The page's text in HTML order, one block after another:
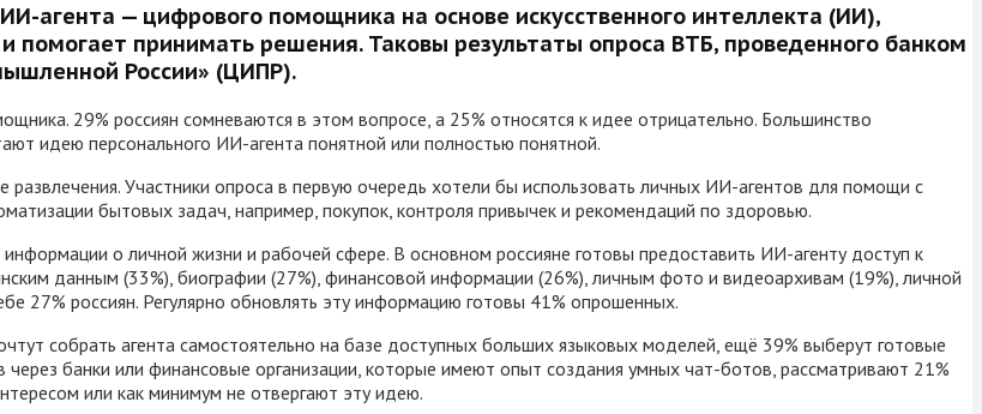
агента — цифрового помощника на основе искусственного интеллекта (ИИ),
помогает принимать решения. Таковы результаты опроса ВТБ, проведенного банком
России» (ЦИПР).
29% россиян сомневаются в этом вопросе, а 25% относятся к идее отрицательно. Большинство
идею персонального ИИ-агента понятной или полностью понятной.
Участники опроса в первую очередь хотели бы использовать личных ИИ-агентов для помощи с
бытовых задач, например, покупок, контроля привычек и рекомендаций по здоровью.
о личной жизни и рабочей сфере. В основном россияне готовы предоставить ИИ-агенту доступ к
данным (33%), биографии (27%), финансовой информации (26%), личным фото и видеоархивам (19%), личной
27% россиян. Регулярно обновлять эту информацию готовы 41% опрошенных.
собрать агента самостоятельно на базе доступных больших языковых моделей, ещё 39% выберут готовые
банки или финансовые организации, которые имеют опыт создания умных чат-ботов, рассматривают 21%
или как минимум не отвергают эту идею.